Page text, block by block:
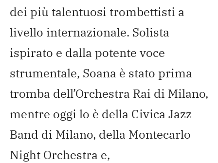
dei più talentuosi trombettisti a
livello internazionale. Solista
ispirato e dalla potente voce
strumentale, Soana è stato prima
tromba dell’Orchestra Rai di Milano,
mentre oggi lo è della Civica Jazz
Band di Milano, della Montecarlo
Night Orchestra e,